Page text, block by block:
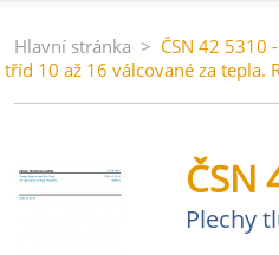
Hlavní stránka > ČSN 42 5310
tříd 10 až 16 válcované za tepla.
ČSN
Plechy